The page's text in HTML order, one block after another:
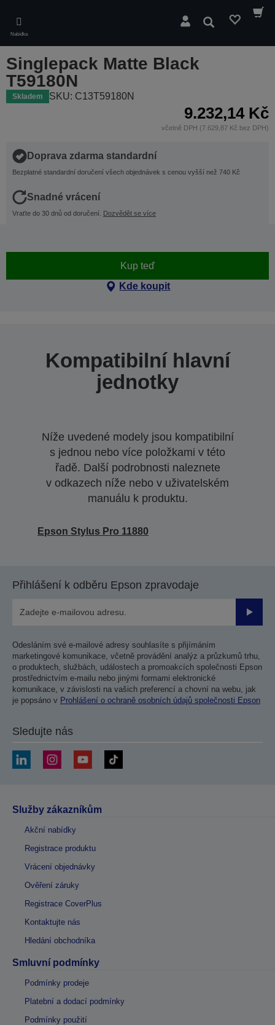
main
content
Nabídka
Hledat
Singlepack Matte Black
T59180N
Skladem SKU: C13T59180N
9.232,14 Kč
včetně DPH (7.629,87 Kč bez DPH)
Doprava zdarma standardní
Bezplatné standardní doručení všech objednávek s cenou vyšší než 740 Kč
Snadné vrácení
Vraťte do 30 dnů od doručení. Dozvědět se více
Kup teď
Kde koupit
Kompatibilní hlavní
jednotky
Níže uvedené modely jsou kompatibilní
s jednou nebo více položkami v této
řadě. Další podrobnosti naleznete
v odkazech níže nebo v uživatelském
manuálu k produktu.
Epson Stylus Pro 11880
Přihlášení k odběru Epson zpravodaje
Odesláním své e-mailové adresy souhlasíte s přijímáním
marketingové komunikace, včetně provádění analýz a průzkumů trhu,
o produktech, službách, událostech a promoakcích společnosti Epson
prostřednictvím e-mailu nebo jinými formami elektronické
komunikace, v závislosti na vašich preferencí a chovní na webu, jak
je popsáno v Prohlášení o ochraně osobních údajů společnosti Epson
Sledujte nás
Služby zákazníkům
Akční nabídky
Registrace produktu
Vrácení objednávky
Ověření záruky
Registrace CoverPlus
Kontaktujte nás
Hledání obchodníka
Smluvní podmínky
Podmínky prodeje
Platební a dodací podmínky
Podmínky použití